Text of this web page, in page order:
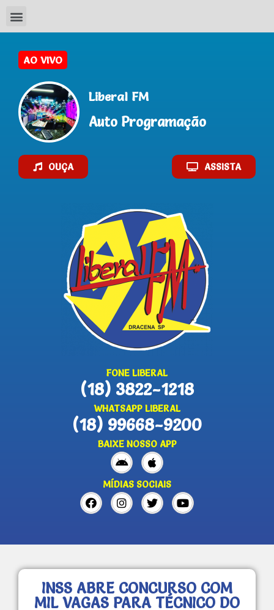
Liberal FM
Auto Programação
OUÇA ASSISTA
FONE LIBERAL
(18) 3822-1218
WHATSAPP LIBERAL
(18) 99668-9200
BAIXE NOSSO APP
MÍDIAS SOCIAIS
INSS ABRE CONCURSO COM
MIL VAGAS PARA TÉCNICO DO